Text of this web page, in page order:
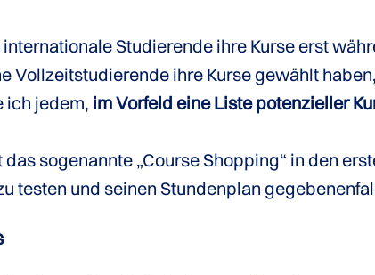
Studierende ihre Kurse erst
Vollzeitstudierende ihre Kurse gewählt
ich jedem, im Vorfeld eine Liste potenzieller
sogenannte „Course Shopping“ in den
testen und seinen Stundenplan